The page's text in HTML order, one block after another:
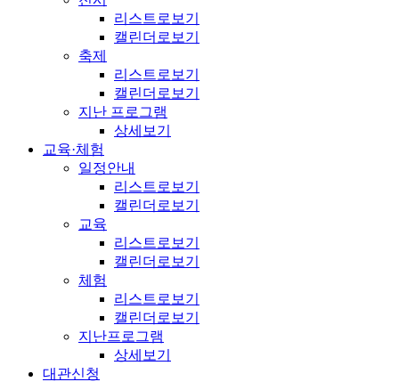
리스트로보기
캘린더로보기
축제
리스트로보기
캘린더로보기
지난 프로그램
상세보기
교육·체험
일정안내
리스트로보기
캘린더로보기
교육
리스트로보기
캘린더로보기
체험
리스트로보기
캘린더로보기
지난프로그램
상세보기
대관신청